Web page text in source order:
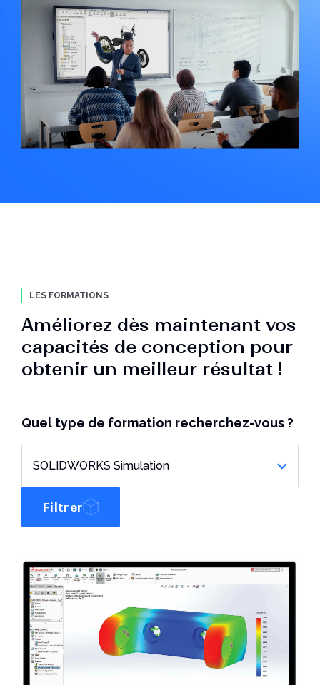
Améliorez la collaboration avec
le Cloud
Découvrez comment les PME adoptent de plus en
plus des plates-formes Cloud
Télécharger le PDF
Les 10 principales
Un outil indispensable pour les utilisateurs de
Solidworks
Lire l'article
LES FORMATIONS
Améliorez dès maintenant vos
capacités de conception pour
obtenir un meilleur résultat !
Quel type de formation recherchez-vous ?
SOLIDWORKS Simulation
Filtrer